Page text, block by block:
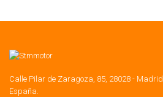
Calle Pilar de Zaragoza, 85, 28028 - Madrid
España.